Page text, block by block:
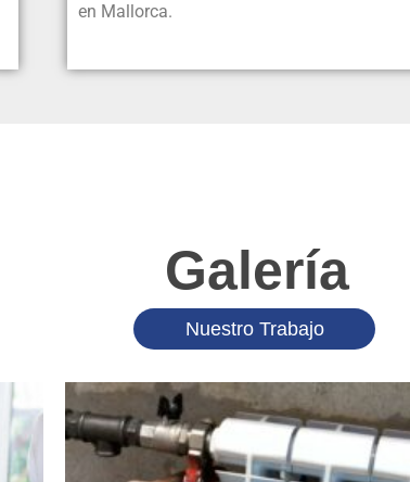
en Mallorca.
Galería
Nuestro Trabajo